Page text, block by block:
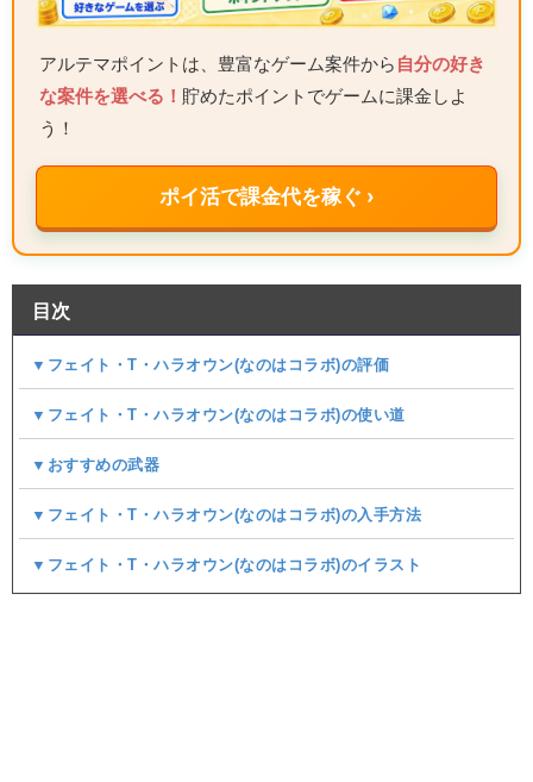
アルテマポイントは、豊富なゲーム案件から 自分の好き
な案件を選べる！ 貯めたポイントでゲームに課金しよ
う！
ポイ活で課金代を稼ぐ ›
目次
▼フェイト・T・ハラオウン(なのはコラボ)の評価
▼フェイト・T・ハラオウン(なのはコラボ)の使い道
▼おすすめの武器
▼フェイト・T・ハラオウン(なのはコラボ)の入手方法
▼フェイト・T・ハラオウン(なのはコラボ)のイラスト